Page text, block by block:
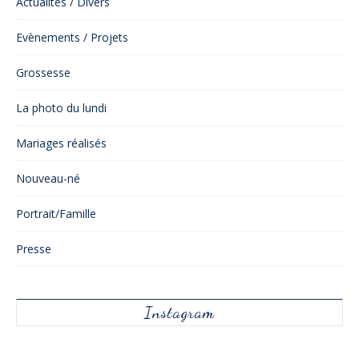
Evènements / Projets
Grossesse
La photo du lundi
Mariages réalisés
Nouveau-né
Portrait/Famille
Presse
Instagram